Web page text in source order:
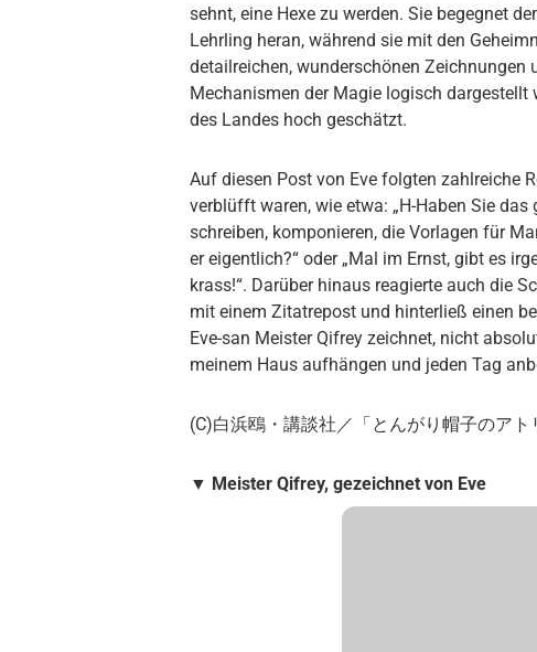
sehnt, eine Hexe zu werden. Sie begegnet
Lehrling heran, während sie mit den
detailreichen, wunderschönen
Mechanismen der Magie logisch
des Landes hoch geschätzt.
Auf diesen Post von Eve folgten zahlreiche
verblüfft waren, wie etwa: „H-Haben Sie das
schreiben, komponieren, die Vorlagen für
er eigentlich?“ oder „Mal im Ernst, gibt es
krass!“. Darüber hinaus reagierte auch die
mit einem Zitatrepost und hinterließ einen
Eve-san Meister Qifrey zeichnet, nicht
meinem Haus aufhängen und jeden Tag
(C)白浜鴎・講談社／「とんがり帽子のアト
▼ Meister Qifrey, gezeichnet von Eve